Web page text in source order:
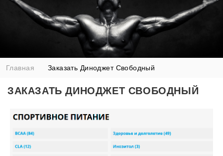
Главная Заказать Диноджет Свободный
ЗАКАЗАТЬ ДИНОДЖЕТ СВОБОДНЫЙ